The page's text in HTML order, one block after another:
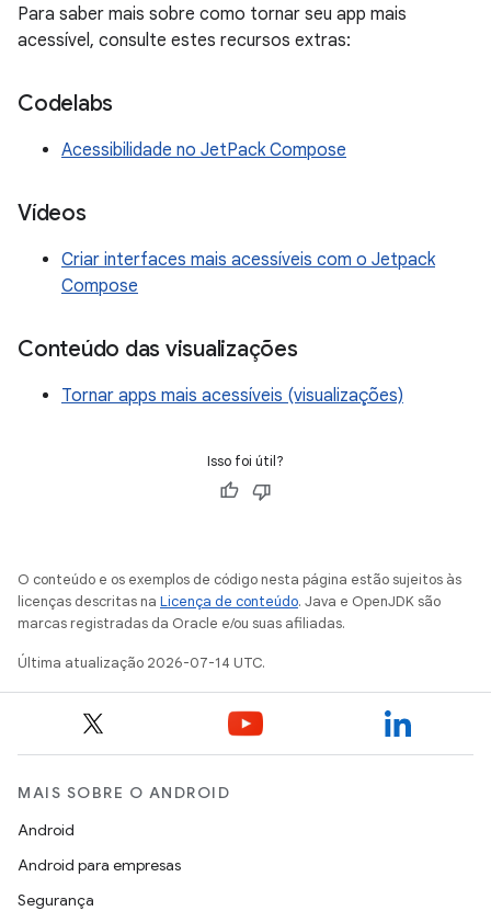
Para saber mais sobre como tornar seu app mais
acessível, consulte estes recursos extras:
Codelabs
Acessibilidade no JetPack Compose
Vídeos
Criar interfaces mais acessíveis com o Jetpack
Compose
Conteúdo das visualizações
Tornar apps mais acessíveis (visualizações)
Isso foi útil?
O conteúdo e os exemplos de código nesta página estão sujeitos às
licenças descritas na Licença de conteúdo. Java e OpenJDK são
marcas registradas da Oracle e/ou suas afiliadas.
Última atualização 2026-07-14 UTC.
MAIS SOBRE O ANDROID
Android
Android para empresas
Segurança